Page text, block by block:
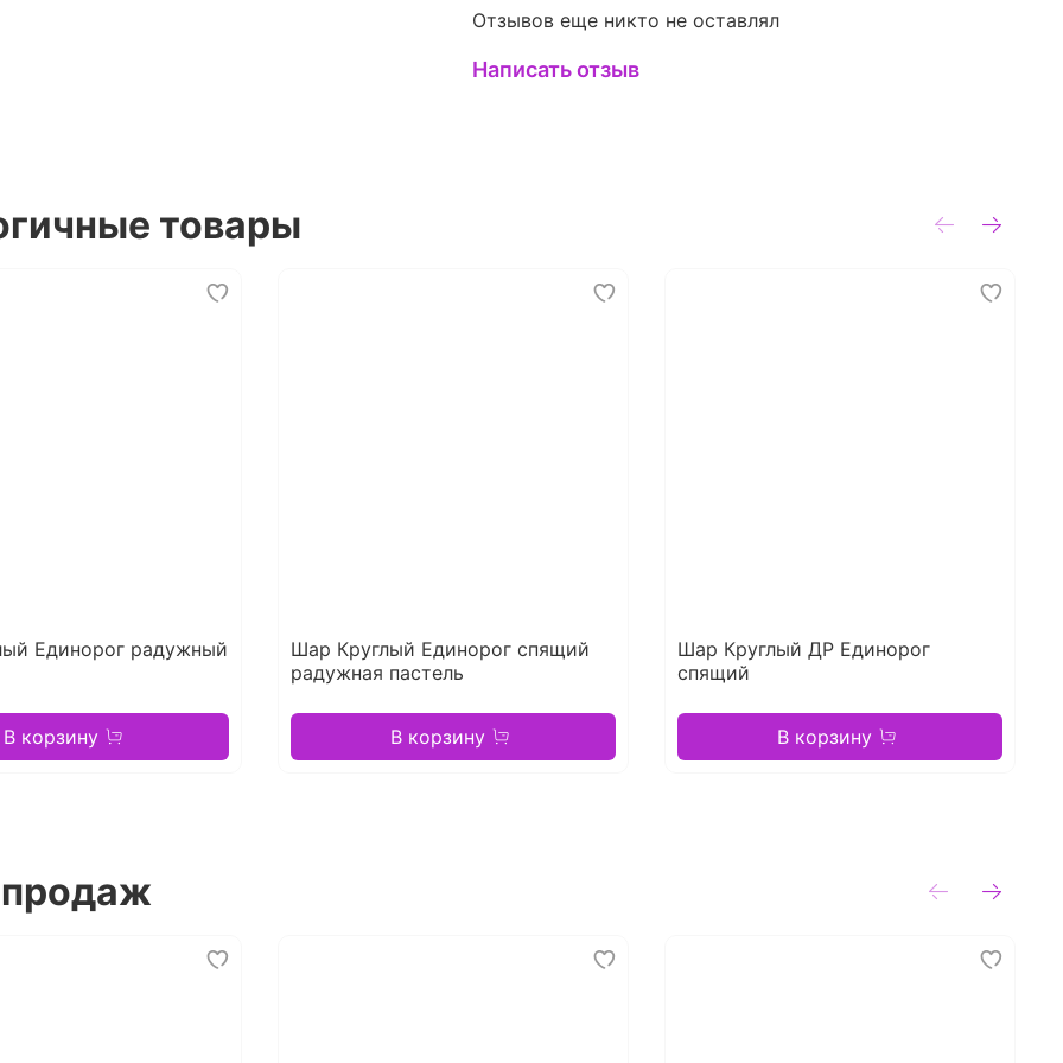
Отзывов еще никто не оставлял
Написать отзыв
товары
Единорог радужный
В корзину
Шар Круглый Единорог спящий
радужная пастель
В корзину
Шар Круглый ДР Единорог
спящий
В корзину